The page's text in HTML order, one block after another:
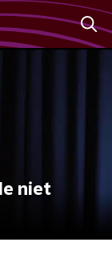
niet